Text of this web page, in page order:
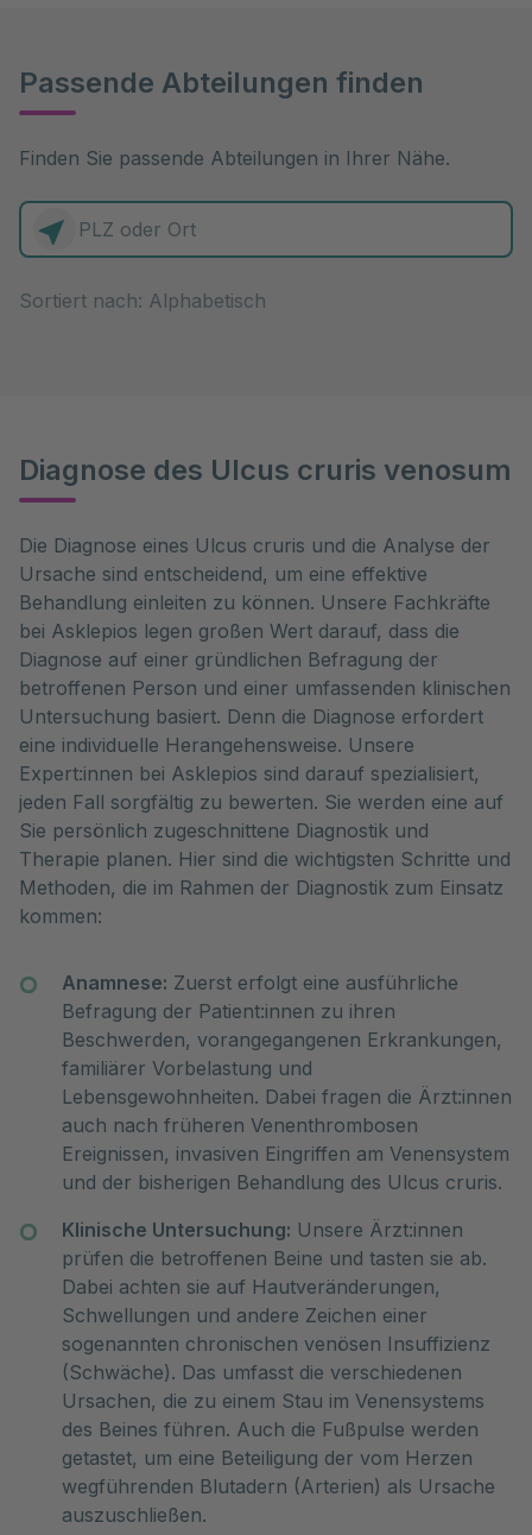
Passende Abteilungen finden
Finden Sie passende Abteilungen in Ihrer Nähe.
Diagnose des Ulcus cruris venosum
Die Diagnose eines Ulcus cruris und die Analyse der
Ursache sind entscheidend, um eine effektive
Behandlung einleiten zu können. Unsere Fachkräfte
bei Asklepios legen großen Wert darauf, dass die
Diagnose auf einer gründlichen Befragung der
betroffenen Person und einer umfassenden klinischen
Untersuchung basiert. Denn die Diagnose erfordert
eine individuelle Herangehensweise. Unsere
Expert:innen bei Asklepios sind darauf spezialisiert,
jeden Fall sorgfältig zu bewerten. Sie werden eine auf
Sie persönlich zugeschnittene Diagnostik und
Therapie planen. Hier sind die wichtigsten Schritte und
Methoden, die im Rahmen der Diagnostik zum Einsatz
kommen:
Anamnese: Zuerst erfolgt eine ausführliche
Befragung der Patient:innen zu ihren
Beschwerden, vorangegangenen Erkrankungen,
familiärer Vorbelastung und
Lebensgewohnheiten. Dabei fragen die Ärzt:innen
auch nach früheren Venenthrombosen
Ereignissen, invasiven Eingriffen am Venensystem
und der bisherigen Behandlung des Ulcus cruris.
Klinische Untersuchung: Unsere Ärzt:innen
prüfen die betroffenen Beine und tasten sie ab.
Dabei achten sie auf Hautveränderungen,
Schwellungen und andere Zeichen einer
sogenannten chronischen venösen Insuffizienz
(Schwäche). Das umfasst die verschiedenen
Ursachen, die zu einem Stau im Venensystems
des Beines führen. Auch die Fußpulse werden
getastet, um eine Beteiligung der vom Herzen
wegführenden Blutadern (Arterien) als Ursache
auszuschließen.